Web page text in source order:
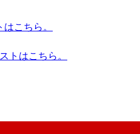
こちら。
トはこちら。